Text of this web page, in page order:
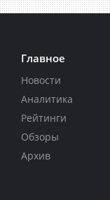
Главное
Новости
Аналитика
Рейтинги
Обзоры
Архив